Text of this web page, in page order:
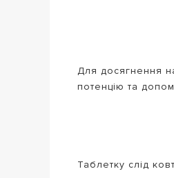
Для досягнення
потенцію та
Таблетку слід